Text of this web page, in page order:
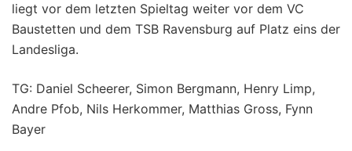
liegt vor dem letzten Spieltag weiter vor dem VC
Baustetten und dem TSB Ravensburg auf Platz eins der
Landesliga.
TG: Daniel Scheerer, Simon Bergmann, Henry Limp,
Andre Pfob, Nils Herkommer, Matthias Gross, Fynn
Bayer